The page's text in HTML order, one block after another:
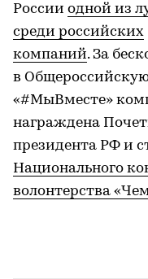
России одной из
среди российских
компаний. За
в
«#МыВместе»
награждена
президента РФ и
Национального
волонтерства